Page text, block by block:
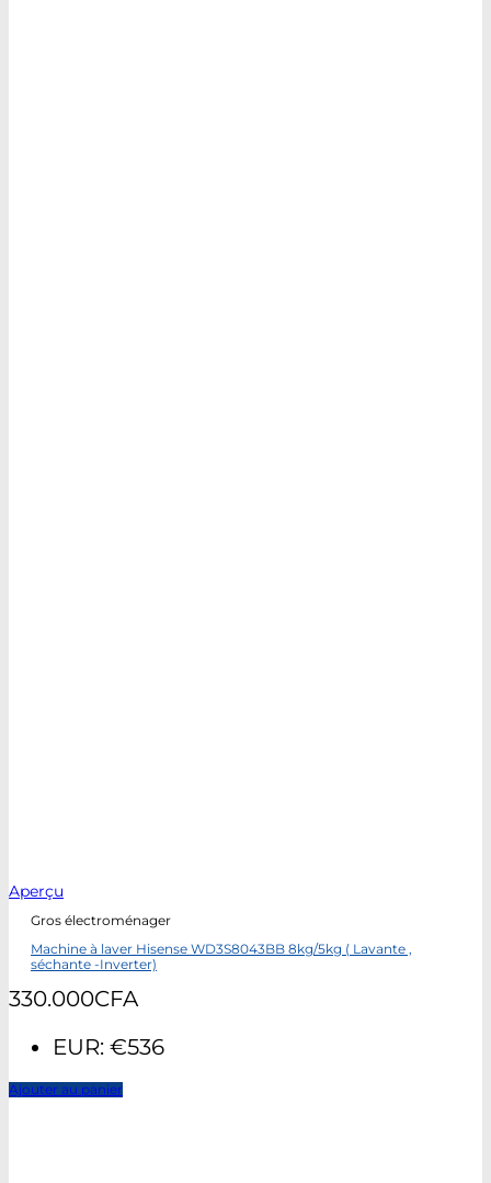
Aperçu
Gros électroménager
Machine à laver Hisense WD3S8043BB 8kg/5kg ( Lavante ,
séchante -Inverter)
330.000CFA
EUR: €536
Ajouter au panier